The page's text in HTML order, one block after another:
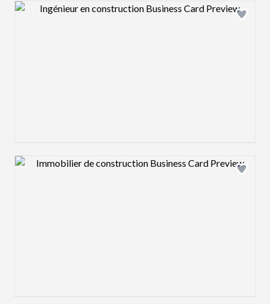
Design preview image
Design preview image